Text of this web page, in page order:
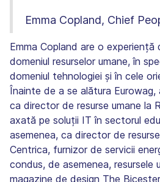
Emma Copland, Chief
Emma Copland are o
domeniul resurselor umane, în
domeniul tehnologiei și în cele
Înainte de a se alătura
ca director de resurse umane la
axată pe soluții IT în sectorul
asemenea, ca director de
Centrica, furnizor de servicii
condus, de asemenea, resursele
magazine de design The